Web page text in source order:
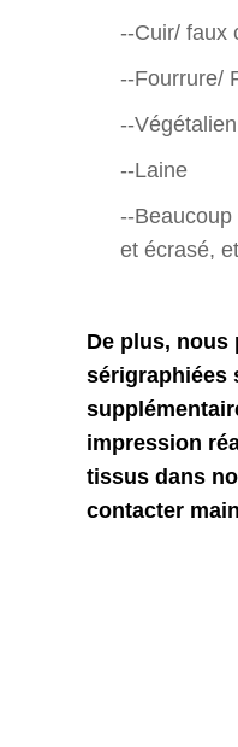
--Cuir/ faux
--Fourrure/
--Végétalien
--Laine
--Beaucoup
et écrasé,
De plus, nous
sérigraphiées
impression
tissus dans
contacter